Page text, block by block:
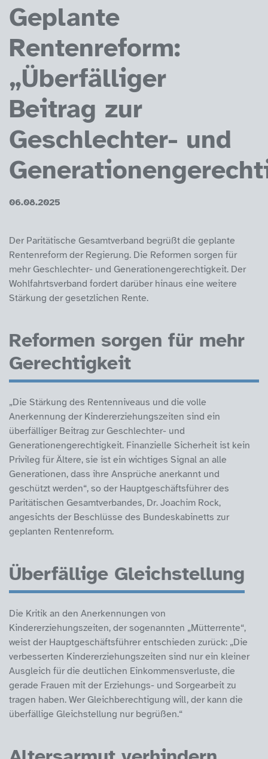
Geplante
Rentenreform:
„Überfälliger
Beitrag zur
Geschlechter- und
06.08.2025
Der Paritätische Gesamtverband begrüßt die geplante
Rentenreform der Regierung. Die Reformen sorgen für
mehr Geschlechter- und Generationengerechtigkeit. Der
Wohlfahrtsverband fordert darüber hinaus eine weitere
Stärkung der gesetzlichen Rente.
Reformen sorgen für mehr
Gerechtigkeit
„Die Stärkung des Rentenniveaus und die volle
Anerkennung der Kindererziehungszeiten sind ein
überfälliger Beitrag zur Geschlechter- und
Generationengerechtigkeit. Finanzielle Sicherheit ist kein
Privileg für Ältere, sie ist ein wichtiges Signal an alle
Generationen, dass ihre Ansprüche anerkannt und
geschützt werden“, so der Hauptgeschäftsführer des
Paritätischen Gesamtverbandes, Dr. Joachim Rock,
angesichts der Beschlüsse des Bundeskabinetts zur
geplanten Rentenreform.
Überfällige Gleichstellung
Die Kritik an den Anerkennungen von
Kindererziehungszeiten, der sogenannten „Mütterrente“,
weist der Hauptgeschäftsführer entschieden zurück: „Die
verbesserten Kindererziehungszeiten sind nur ein kleiner
Ausgleich für die deutlichen Einkommensverluste, die
gerade Frauen mit der Erziehungs- und Sorgearbeit zu
tragen haben. Wer Gleichberechtigung will, der kann die
überfällige Gleichstellung nur begrüßen.“